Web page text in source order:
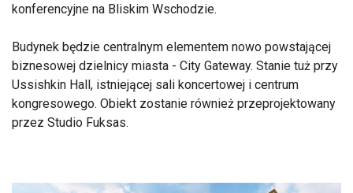
konferencyjne na Bliskim Wschodzie.
Budynek będzie centralnym elementem nowo powstającej
biznesowej dzielnicy miasta - City Gateway. Stanie tuż przy
Ussishkin Hall, istniejącej sali koncertowej i centrum
kongresowego. Obiekt zostanie również przeprojektowany
przez Studio Fuksas.